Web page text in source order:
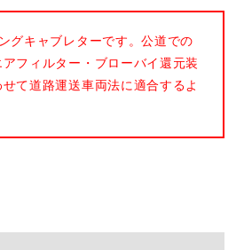
グキャブレターです。公道での
フィルター・ブローバイ還元装
て道路運送車両法に適合するよ